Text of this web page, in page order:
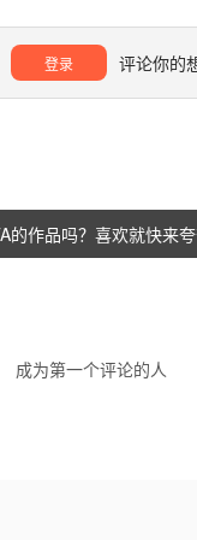
登录 评论你的
的作品吗？喜欢就快来夸
成为第一个评论的人